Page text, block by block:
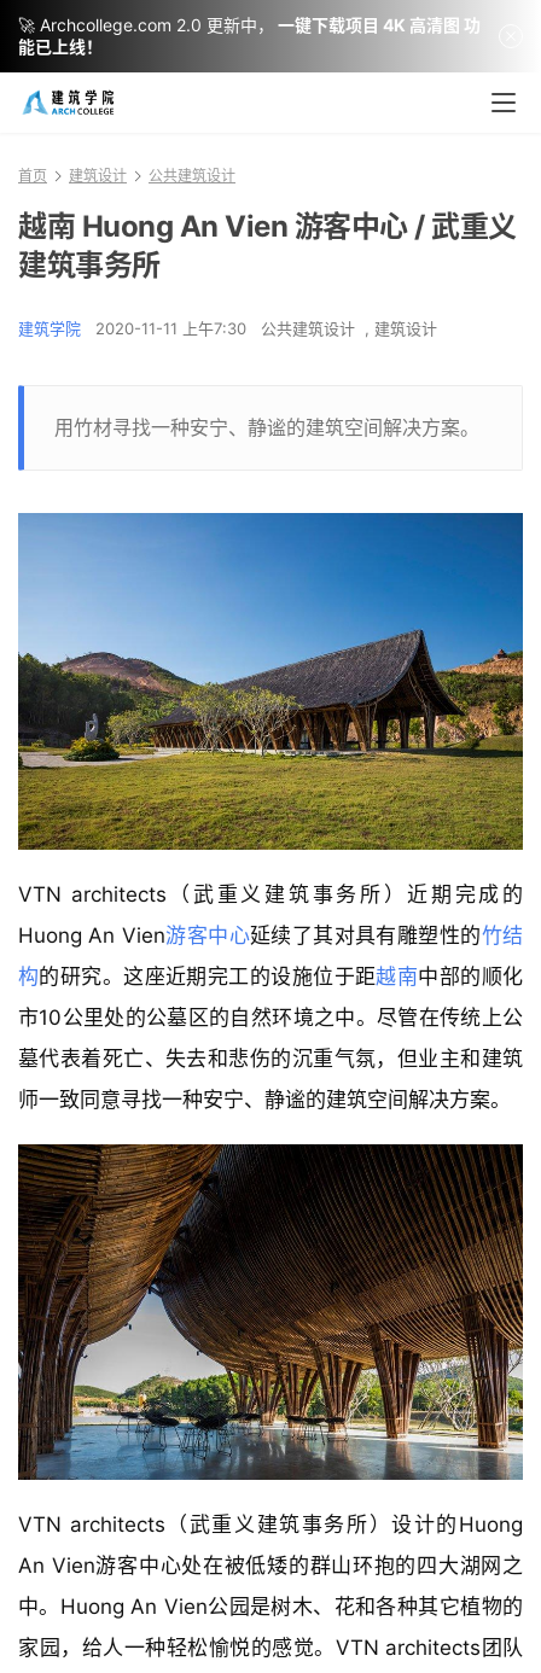
首页 建筑设计 公共建筑设计
越南 Huong An Vien 游客中心 / 武重义
建筑事务所
建筑学院 2020-11-11 上午7:30 公共建筑设计 , 建筑设计
用竹材寻找一种安宁、静谧的建筑空间解决方案。
VTN architects（武重义建筑事务所）近期完成的
Huong An Vien游客中心延续了其对具有雕塑性的竹结
构的研究。这座近期完工的设施位于距越南中部的顺化
市10公里处的公墓区的自然环境之中。尽管在传统上公
墓代表着死亡、失去和悲伤的沉重气氛，但业主和建筑
师一致同意寻找一种安宁、静谧的建筑空间解决方案。
VTN architects（武重义建筑事务所）设计的Huong
An Vien游客中心处在被低矮的群山环抱的四大湖网之
中。Huong An Vien公园是树木、花和各种其它植物的
家园，给人一种轻松愉悦的感觉。VTN architects团队
🚀 Archcollege.com 2.0 更新中，
一键下载项目 4K 高清图 功
能已上线！